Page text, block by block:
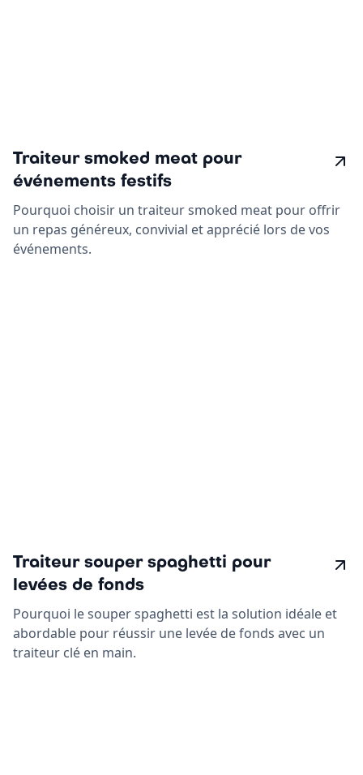
Traiteur smoked meat pour
événements festifs
Pourquoi choisir un traiteur smoked meat pour offrir
un repas généreux, convivial et apprécié lors de vos
événements.
Traiteur souper spaghetti pour
levées de fonds
Pourquoi le souper spaghetti est la solution idéale et
abordable pour réussir une levée de fonds avec un
traiteur clé en main.